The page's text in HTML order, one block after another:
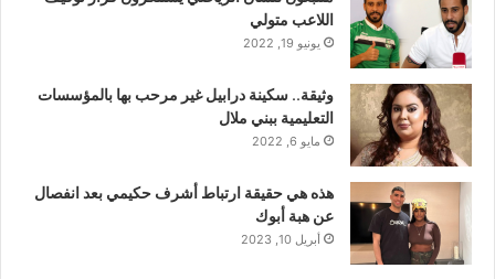
اللاعب متولي
يونيو 19, 2022
وثيقة.. سكينة درابيل غير مرحب بها بالمؤسسات
التعليمية ببني ملال
مايو 6, 2022
هذه هي حقيقة ارتباط أشرف حكيمي بعد انفصال
عن هبة أبوك
أبريل 10, 2023